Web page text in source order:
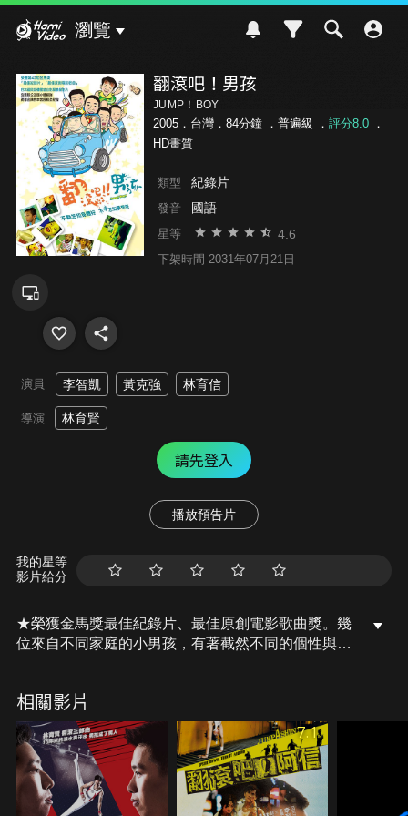
瀏覽
翻滾吧！男孩
JUMP！BOY
2005．台灣．84分鐘 ． 普遍級 ． 評分8.0．
HD畫質
類型 紀錄片
發音 國語
星等 4.6
下架時間 2031年07月21日
演員 李智凱 黃克強 林育信
導演 林育賢
請先登入
播放預告片
我的星等
影片給分
★榮獲金馬獎最佳紀錄片、最佳原創電影歌曲獎。幾
位來自不同家庭的小男孩，有著截然不同的個性與脾
練下去、生完氣繼續練下去、摔倒爬起來再繼續練下
去、再痛也要練下去…」難道，這些小朋友都瘋了
嗎？
相關影片
7.1